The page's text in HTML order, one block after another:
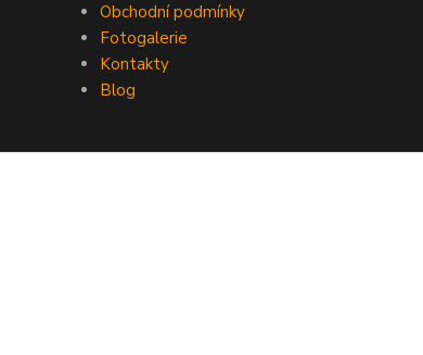
Obchodní podmínky
Fotogalerie
Kontakty
Blog